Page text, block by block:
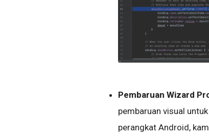
Pembaruan Wizard
pembaruan visual
perangkat Android,